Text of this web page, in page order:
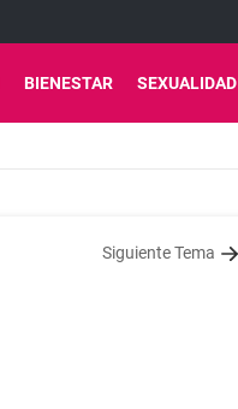
BIENESTAR SEXUALIDAD
Siguiente Tema